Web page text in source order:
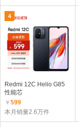
4
Redmi 12C Helio G85
性能芯
￥ 599
本月销量2.6万件